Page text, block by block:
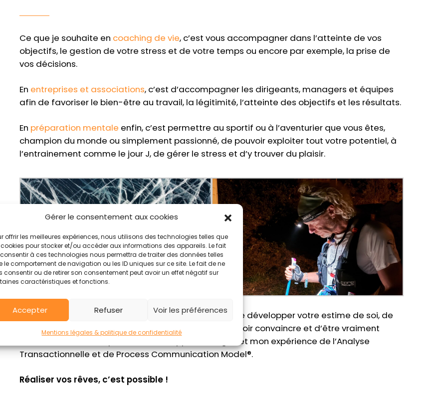
Gérer le consentement aux cookies
offrir les meilleures expériences, nous utilisons des technologies telles que
pour stocker et/ou accéder aux informations des appareils. Le fait
à ces technologies nous permettra de traiter des données telles
le comportement de navigation ou les ID uniques sur ce site. Le fait de ne
consentir ou de retirer son consentement peut avoir un effet négatif sur
caractéristiques et fonctions.
Accepter Refuser Voir les préférences
Mentions légales & politique de confidentialité
Ce que je souhaite en coaching de vie, c’est vous accompagner dans l’atteinte de vos
objectifs, le gestion de votre stress et de votre temps ou encore par exemple, la prise de
vos décisions.
En entreprises et associations, c’est d’accompagner les dirigeants, managers et équipes
afin de favoriser le bien-être au travail, la légitimité, l’atteinte des objectifs et les résultats.
En préparation mentale enfin, c’est permettre au sportif ou à l’aventurier que vous êtes,
champion du monde ou simplement passionné, de pouvoir exploiter tout votre potentiel, à
l’entrainement comme le jour J, de gérer le stress et d’y trouver du plaisir.
Pour tout cela mon métier c’est de vous permettre de développer votre estime de soi, de
donner corps à vos envies, d’avoir confiance, de pouvoir convaincre et d’être vraiment
vous-même. J’utilise pour cela mes apprentissages et mon expérience de l’Analyse
Transactionnelle et de Process Communication Model®.
Réaliser vos rêves, c’est possible !